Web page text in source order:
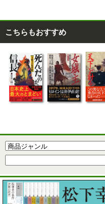
こちらもおすすめ